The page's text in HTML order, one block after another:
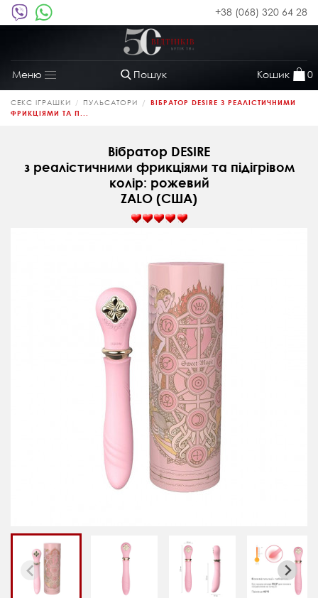
+38 (068) 320 64 28
Пошук Кошик 0
Меню
Toggle
navigation
СЕКС ІГРАШКИ ПУЛЬСАТОРИ
ВІБРАТОР DESIRE З РЕАЛІСТИЧНИМИ
ФРИКЦІЯМИ ТА П...
Вібратор DESIRE
з реалістичними фрикціями та підігрівом
колір: рожевий
ZALO (США)